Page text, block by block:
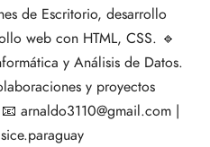
de Escritorio, desarrollo
web con HTML, CSS. 🔹
y Análisis de Datos.
y proyectos
arnaldo3110@gmail.com |